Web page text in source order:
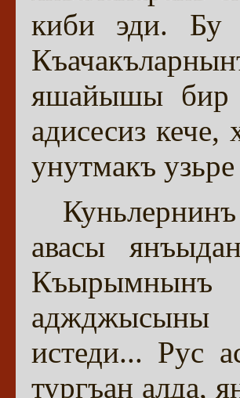
киби эди. Бу
яшайышы бир
адисесиз
унутмакъ
авасы
аджджысыны
истеди... Рус
тургъан алда,